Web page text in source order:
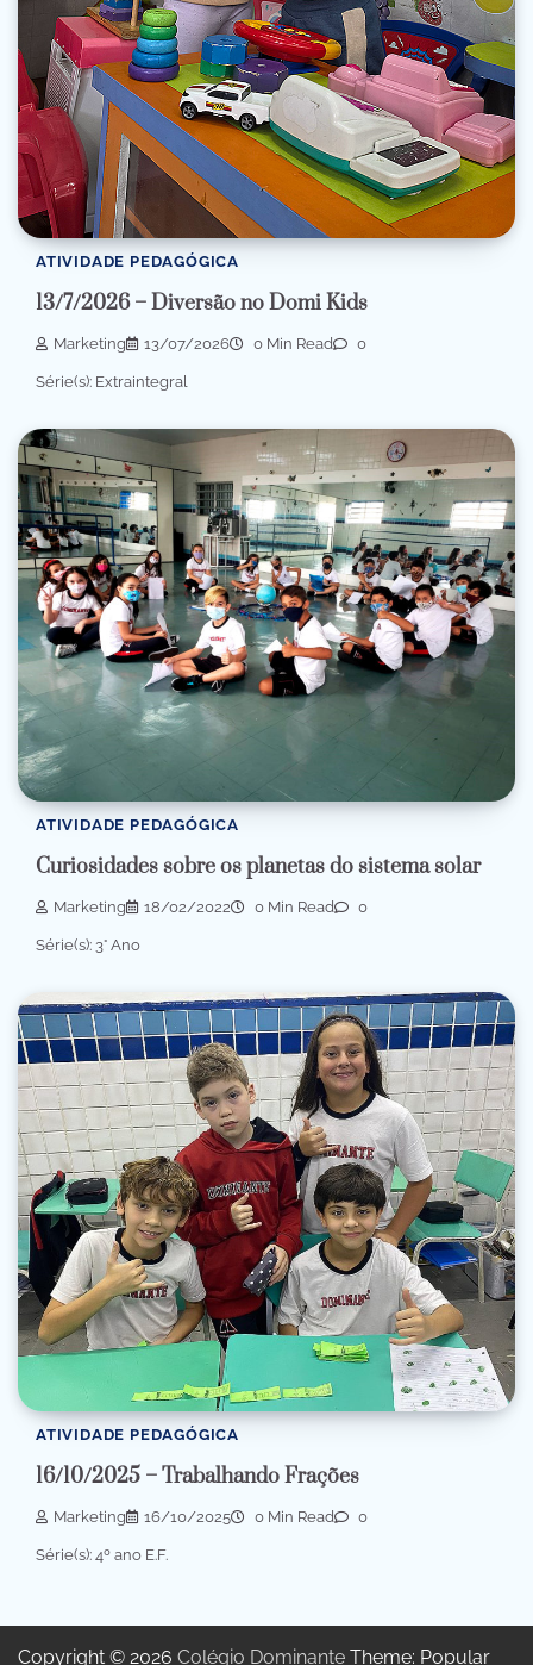
ATIVIDADE PEDAGÓGICA
13/7/2026 – Diversão no Domi Kids
Marketing 13/07/2026 0 Min Read 0
Série(s): Extraintegral
ATIVIDADE PEDAGÓGICA
Curiosidades sobre os planetas do sistema solar
Marketing 18/02/2022 0 Min Read 0
Série(s): 3° Ano
ATIVIDADE PEDAGÓGICA
16/10/2025 – Trabalhando Frações
Marketing 16/10/2025 0 Min Read 0
Série(s): 4º ano E.F.
Copyright © 2026 Colégio Dominante Theme: Popular